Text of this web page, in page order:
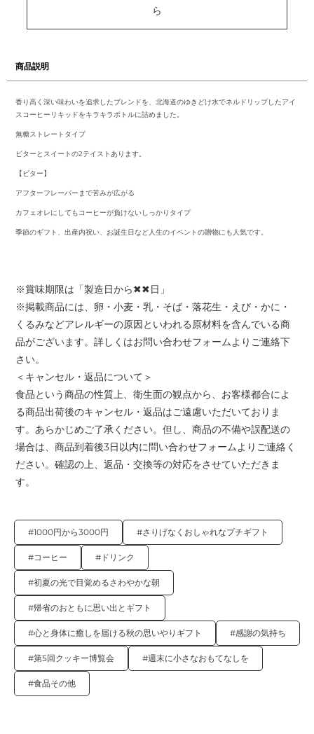
ら
商品説明
香り高く深い味わいを追求したブレンドを、北海道のゆきどけ水でネルドリップしたアイ
スコーヒーリキッドをキラキラボトルに詰めました。
無糖ストレートタイプ
ビターとスイートの2テイストあります。
【ビター】
アフターフレーバーまで苦みが広がる
カフェオレにしてもコーヒーが負けないしっかりタイプ
季節のギフト、出産内祝い、お誕生日など人生のイベントの贈物にも人気です。
※賞味期限は「製造日から✖✖日」
※掲載商品には、卵・小麦・乳・そば・落花生・えび・かに・
くるみなどアレルギーの原因といわれる原材料を含んでいる商
品がございます。詳しくはお問い合わせフォームよりご連絡下
さい。
＜キャンセル・返品について＞
食品という商品の性質上、衛生面の観点から、お客様都合によ
る商品出荷後のキャンセル・返品はご遠慮いただいておりま
す。あらかじめご了承ください。但し、商品の不備や誤配送の
場合は、商品到着後3日以内に問い合わせフォームよりご連絡く
ださい。確認の上、返品・交換等の対応をさせていただきま
す。
#1000円から3000円 #さりげなくおしゃれなプチギフト
#コーヒー #ドリンク
#初夏の光で目覚めるさわやかな朝
#帰省のおともに思い出とギフト
#心と身体に癒しを届ける秋の思いやりギフト #感謝の気持ち
#第5回クッキー博覧会 #週末に小さなおもてなしを
#食品その他